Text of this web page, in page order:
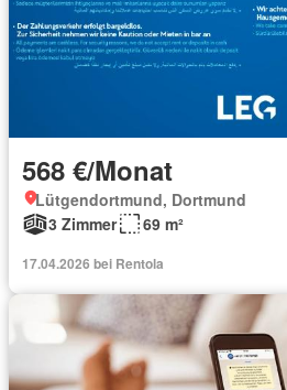
568 €/Monat
Lütgendortmund, Dortmund
3 Zimmer
69 m²
17.04.2026 bei Rentola